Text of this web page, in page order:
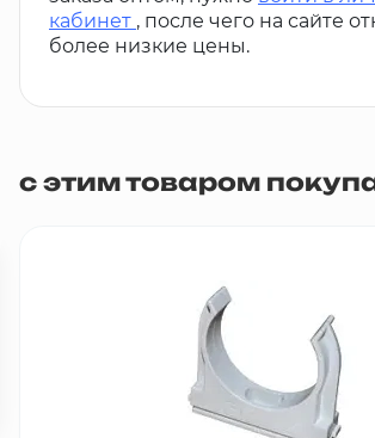
кабинет , после чего на сайте
более низкие цены.
с этим товаром